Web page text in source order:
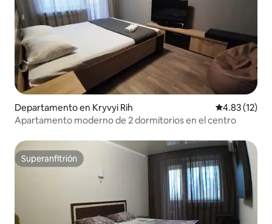
Departamento en Kryvyi Rih Calificación
4.83 (12)
Apartamento moderno de 2 dormitorios en el centro
Superanfitrión
Superanfitrión